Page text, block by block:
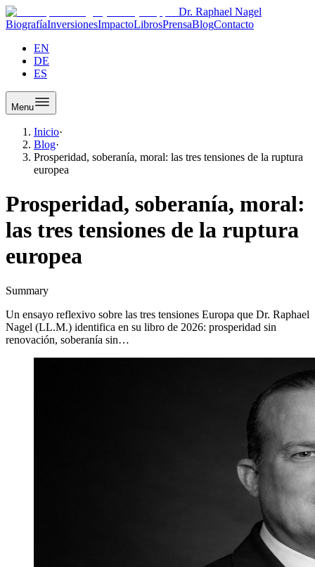
Dr. Raphael Nagel
BiografíaInversionesImpactoLibrosPrensaBlogContacto
EN
DE
ES
Menu
Inicio·
Blog·
Prosperidad, soberanía, moral: las tres tensiones de la ruptura
europea
Prosperidad, soberanía, moral:
las tres tensiones de la ruptura
europea
Summary
Un ensayo reflexivo sobre las tres tensiones Europa que Dr. Raphael
Nagel (LL.M.) identifica en su libro de 2026: prosperidad sin
renovación, soberanía sin…